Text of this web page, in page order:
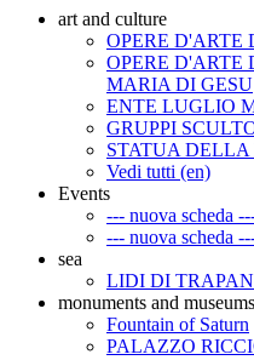
art and culture
OPERE D'ARTE
OPERE D'ARTE
MARIA DI GESU
ENTE LUGLIO
GRUPPI
STATUA
Vedi tutti (en)
Events
--- nuova scheda
--- nuova scheda
sea
LIDI DI
monuments and museums
Fountain of Saturn
PALAZZO